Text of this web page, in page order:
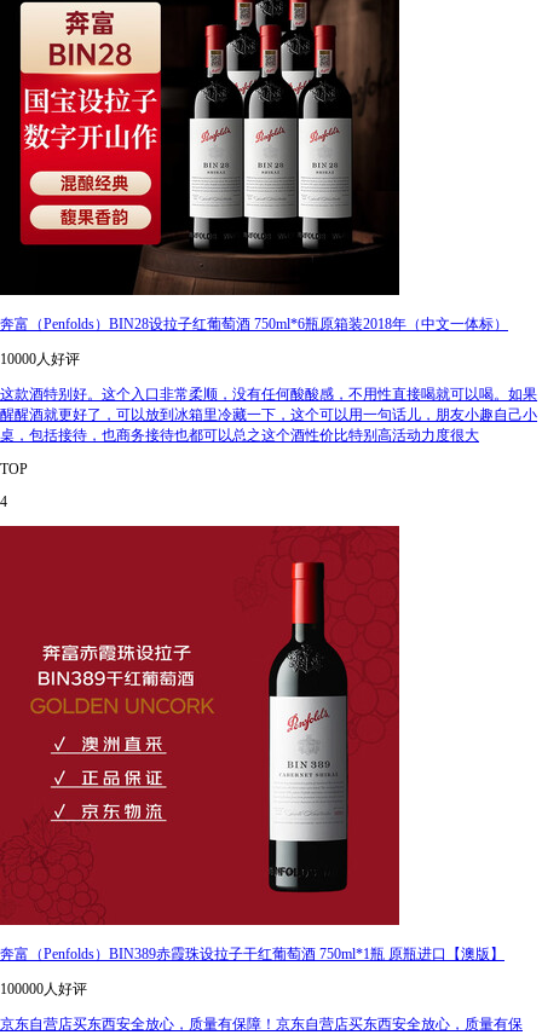
奔富（Penfolds）BIN28设拉子红葡萄酒 750ml*6瓶原箱装2018年（中文一体标）
10000人好评
这款酒特别好。这个入口非常柔顺，没有任何酸酸感，不用性直接喝就可以喝。如果
醒醒酒就更好了，可以放到冰箱里冷藏一下，这个可以用一句话儿，朋友小趣自己小
桌，包括接待，也商务接待也都可以总之这个酒性价比特别高活动力度很大
TOP
4
奔富（Penfolds）BIN389赤霞珠设拉子干红葡萄酒 750ml*1瓶 原瓶进口【澳版】
100000人好评
京东自营店买东西安全放心，质量有保障！京东自营店买东西安全放心，质量有保